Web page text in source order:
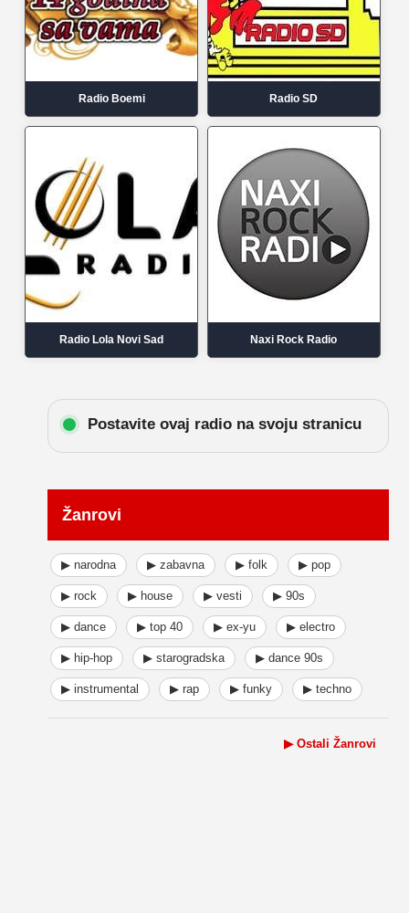
Radio Boemi Radio SD
Radio Lola Novi Sad Naxi Rock Radio
Postavite ovaj radio na svoju stranicu
Žanrovi
▶ narodna ▶ zabavna ▶ folk ▶ pop
▶ rock ▶ house ▶ vesti ▶ 90s
▶ dance ▶ top 40 ▶ ex-yu ▶ electro
▶ hip-hop ▶ starogradska ▶ dance 90s
▶ instrumental ▶ rap ▶ funky ▶ techno
▶ Ostali Žanrovi